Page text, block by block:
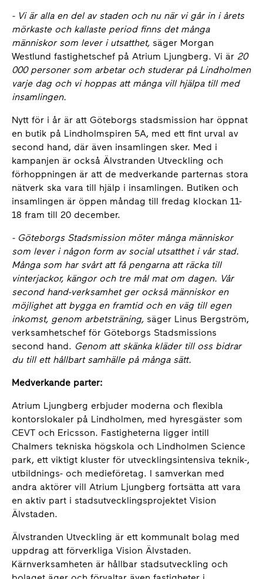
- Vi är alla en del av staden och nu när vi går in i årets
mörkaste och kallaste period finns det många
människor som lever i utsatthet, säger Morgan
Westlund fastighetschef på Atrium Ljungberg. Vi är 20
000 personer som arbetar och studerar på Lindholmen
varje dag och vi hoppas att många vill hjälpa till med
insamlingen.
Nytt för i år är att Göteborgs stadsmission har öppnat
en butik på Lindholmspiren 5A, med ett fint urval av
second hand, där även insamlingen sker. Med i
kampanjen är också Älvstranden Utveckling och
förhoppningen är att de medverkande parternas stora
nätverk ska vara till hjälp i insamlingen. Butiken och
insamlingen är öppen måndag till fredag klockan 11-
18 fram till 20 december.
- Göteborgs Stadsmission möter många människor
som lever i någon form av social utsatthet i vår stad.
Många som har svårt att få pengarna att räcka till
vinterjackor, kängor och tre mål mat om dagen. Vår
second hand-verksamhet ger också människor en
möjlighet att bygga en framtid och en väg till egen
inkomst, genom arbetsträning, säger Linus Bergström,
verksamhetschef för Göteborgs Stadsmissions
second hand. Genom att skänka kläder till oss bidrar
du till ett hållbart samhälle på många sätt.
Medverkande parter:
Atrium Ljungberg erbjuder moderna och flexibla
kontorslokaler på Lindholmen, med hyresgäster som
CEVT och Ericsson. Fastigheterna ligger intill
Chalmers tekniska högskola och Lindholmen Science
park, ett viktigt kluster för utvecklingsintensiva teknik-,
utbildnings- och medieföretag. I samverkan med
andra aktörer vill Atrium Ljungberg fortsätta att vara
en aktiv part i stadsutvecklingsprojektet Vision
Älvstaden.
Älvstranden Utveckling är ett kommunalt bolag med
uppdrag att förverkliga Vision Älvstaden.
Kärnverksamheten är hållbar stadsutveckling och